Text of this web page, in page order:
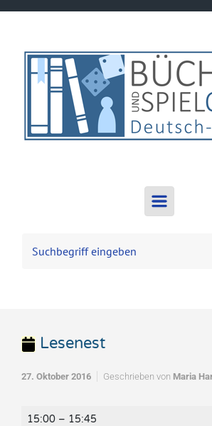
Lesenest
27. Oktober 2016 Geschrieben von Maria
Lesenest
15:00 – 15:45